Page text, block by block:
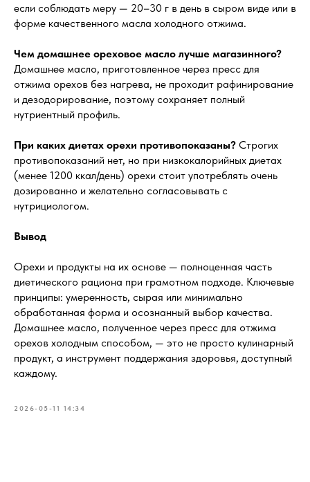
если соблюдать меру — 20–30 г в день в сыром виде или в
форме качественного масла холодного отжима.
Чем домашнее ореховое масло лучше магазинного?
Домашнее масло, приготовленное через пресс для
отжима орехов без нагрева, не проходит рафинирование
и дезодорирование, поэтому сохраняет полный
нутриентный профиль.
При каких диетах орехи противопоказаны? Строгих
противопоказаний нет, но при низкокалорийных диетах
(менее 1200 ккал/день) орехи стоит употреблять очень
дозированно и желательно согласовывать с
нутрициологом.
Вывод
Орехи и продукты на их основе — полноценная часть
диетического рациона при грамотном подходе. Ключевые
принципы: умеренность, сырая или минимально
обработанная форма и осознанный выбор качества.
Домашнее масло, полученное через пресс для отжима
орехов холодным способом, — это не просто кулинарный
продукт, а инструмент поддержания здоровья, доступный
каждому.
2026-05-11 14:34